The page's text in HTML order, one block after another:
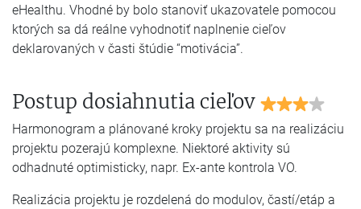
eHealthu. Vhodné by bolo stanoviť ukazovatele pomocou
ktorých sa dá reálne vyhodnotiť naplnenie cieľov
deklarovaných v časti štúdie “motivácia”.
Postup dosiahnutia cieľov
Harmonogram a plánované kroky projektu sa na realizáciu
projektu pozerajú komplexne. Niektoré aktivity sú
odhadnuté optimisticky, napr. Ex-ante kontrola VO.
Realizácia projektu je rozdelená do modulov, častí/etáp a